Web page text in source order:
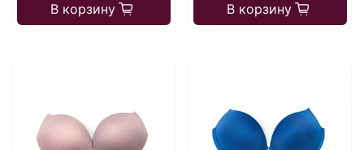
В корзину В корзину